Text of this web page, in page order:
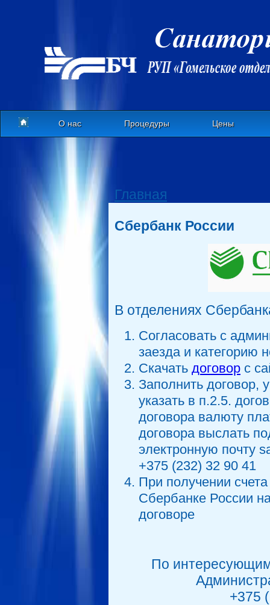
О нас Процедуры Цены
Главная
Сбербанк России
В отделениях
Согласовать с
заезда и категорию
Скачать договор с
Заполнить договор,
указать в п.2.5.
договора валюту
договора выслать
электронную почту
+375 (232) 32 90 41
При получении
Сбербанке России
договоре
По
+375